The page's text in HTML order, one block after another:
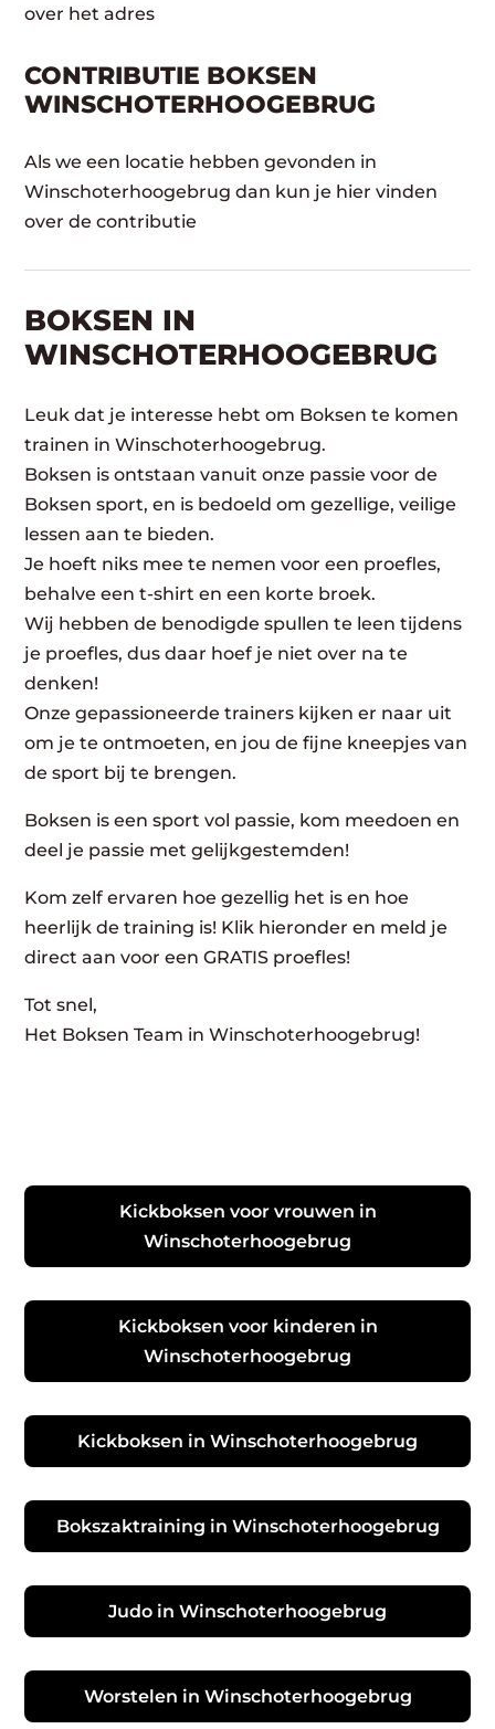
over het adres
CONTRIBUTIE BOKSEN
WINSCHOTERHOOGEBRUG
Als we een locatie hebben gevonden in
Winschoterhoogebrug dan kun je hier vinden
over de contributie
BOKSEN IN
WINSCHOTERHOOGEBRUG
Leuk dat je interesse hebt om Boksen te komen
trainen in Winschoterhoogebrug.
Boksen is ontstaan vanuit onze passie voor de
Boksen sport, en is bedoeld om gezellige, veilige
lessen aan te bieden.
Je hoeft niks mee te nemen voor een proefles,
behalve een t-shirt en een korte broek.
Wij hebben de benodigde spullen te leen tijdens
je proefles, dus daar hoef je niet over na te
denken!
Onze gepassioneerde trainers kijken er naar uit
om je te ontmoeten, en jou de fijne kneepjes van
de sport bij te brengen.
Boksen is een sport vol passie, kom meedoen en
deel je passie met gelijkgestemden!
Kom zelf ervaren hoe gezellig het is en hoe
heerlijk de training is! Klik hieronder en meld je
direct aan voor een GRATIS proefles!
Tot snel,
Het Boksen Team in Winschoterhoogebrug!
Kickboksen voor vrouwen in
Winschoterhoogebrug
Kickboksen voor kinderen in
Winschoterhoogebrug
Kickboksen in Winschoterhoogebrug
Bokszaktraining in Winschoterhoogebrug
Judo in Winschoterhoogebrug
Worstelen in Winschoterhoogebrug